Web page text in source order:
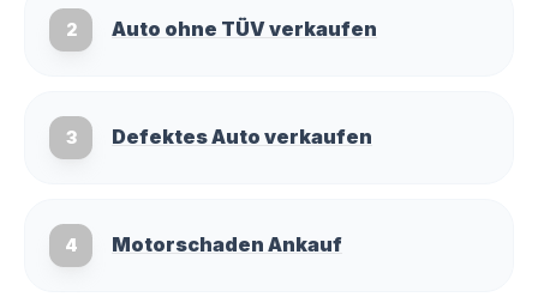
2 Auto ohne TÜV verkaufen
3 Defektes Auto verkaufen
4 Motorschaden Ankauf